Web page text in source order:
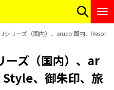
シリーズ（国内）、aruco 国内、Resort
ーズ（国内）、ar
、御朱印、旅